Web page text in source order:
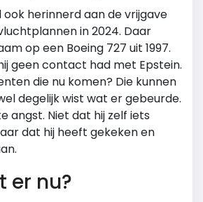
ook herinnerd aan de vrijgave
in 2024. Daar
op een Boeing 727 uit 1997.
geen contact had met Epstein.
die nu komen? Die kunnen
degelijk wist wat er gebeurde.
angst. Niet dat hij zelf iets
dat hij heeft gekeken en
er nu?